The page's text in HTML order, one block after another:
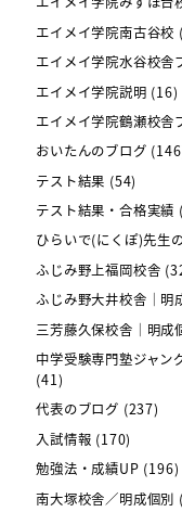
エイメイ学院南古谷校
エイメイ学院水谷校舎
エイメイ学院説明 (16)
エイメイ学院鶴瀬校舎
おいたんのブログ
テスト結果 (54)
テスト結果・合格実績
ひらいで(にくぽ)先生
ふじみ野上福岡校舎
ふじみ野大井校舎｜明
三芳藤久保校舎｜明成
中学受験専門塾ジャ
(41)
代表のブログ (237)
入試情報 (170)
勉強法・成績UP (196)
南大塚校舎／明成個別